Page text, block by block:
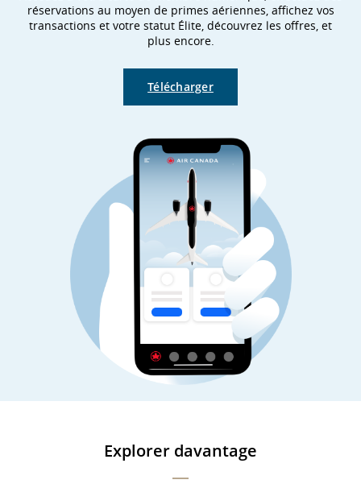
réservations au moyen de primes aériennes, affichez vos
transactions et votre statut Élite, découvrez les offres, et
plus encore.
Télécharger
Explorer davantage